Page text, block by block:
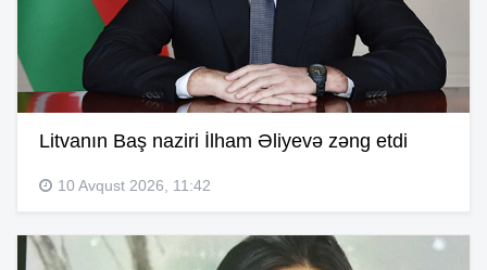
Litvanın Baş naziri İlham Əliyevə zəng etdi
10 Avqust 2026, 11:42